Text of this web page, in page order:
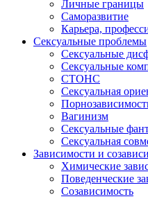
Личные границы
Саморазвитие
Карьера,
Сексуальные проблемы
Сексуальные
Сексуальные
СТОНС
Сексуальная
Вагинизм
Сексуальные
Сексуальная
Зависимости и
Химические
Поведенческие
Созависимость